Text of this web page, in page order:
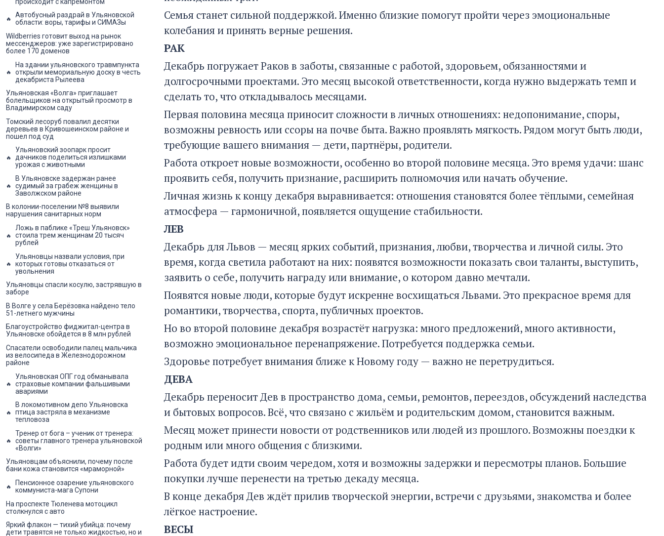
Семья станет сильной поддержкой. Именно близкие помогут пройти через эмоциональные
колебания и принять верные решения.
РАК
Декабрь погружает Раков в заботы, связанные с работой, здоровьем, обязанностями и
долгосрочными проектами. Это месяц высокой ответственности, когда нужно выдержать темп и
сделать то, что откладывалось месяцами.
Первая половина месяца приносит сложности в личных отношениях: недопонимание, споры,
возможны ревность или ссоры на почве быта. Важно проявлять мягкость. Рядом могут быть люди,
требующие вашего внимания — дети, партнёры, родители.
Работа откроет новые возможности, особенно во второй половине месяца. Это время удачи: шанс
проявить себя, получить признание, расширить полномочия или начать обучение.
Личная жизнь к концу декабря выравнивается: отношения становятся более тёплыми, семейная
атмосфера — гармоничной, появляется ощущение стабильности.
ЛЕВ
Декабрь для Львов — месяц ярких событий, признания, любви, творчества и личной силы. Это
время, когда светила работают на них: появятся возможности показать свои таланты, выступить,
заявить о себе, получить награду или внимание, о котором давно мечтали.
Появятся новые люди, которые будут искренне восхищаться Львами. Это прекрасное время для
романтики, творчества, спорта, публичных проектов.
Но во второй половине декабря возрастёт нагрузка: много предложений, много активности,
возможно эмоциональное перенапряжение. Потребуется поддержка семьи.
Здоровье потребует внимания ближе к Новому году — важно не перетрудиться.
ДЕВА
Декабрь переносит Дев в пространство дома, семьи, ремонтов, переездов, обсуждений наследства
и бытовых вопросов. Всё, что связано с жильём и родительским домом, становится важным.
Месяц может принести новости от родственников или людей из прошлого. Возможны поездки к
родным или много общения с близкими.
Работа будет идти своим чередом, хотя и возможны задержки и пересмотры планов. Большие
покупки лучше перенести на третью декаду месяца.
В конце декабря Дев ждёт прилив творческой энергии, встречи с друзьями, знакомства и более
лёгкое настроение.
ВЕСЫ
Автобусный раздрай в Ульяновской
области: воры, тарифы и СИМАЗы
Wildberries готовит выход на рынок
мессенджеров: уже зарегистрировано
более 170 доменов
На здании ульяновского травмпункта
открыли мемориальную доску в честь
декабриста Рылеева
Ульяновская «Волга» приглашает
болельщиков на открытый просмотр в
Владимирском саду
Томский лесоруб повалил десятки
деревьев в Кривошеинском районе и
пошел под суд
Ульяновский зоопарк просит
дачников поделиться излишками
урожая с животными
В Ульяновске задержан ранее
судимый за грабеж женщины в
Заволжском районе
В колонии-поселении №8 выявили
нарушения санитарных норм
Ложь в паблике «Треш Ульяновск»
стоила трем женщинам 20 тысяч
рублей
Ульяновцы назвали условия, при
которых готовы отказаться от
увольнения
Ульяновцы спасли косулю, застрявшую в
заборе
В Волге у села Берёзовка найдено тело
51-летнего мужчины
Благоустройство фиджитал-центра в
Ульяновске обойдется в 8 млн рублей
Спасатели освободили палец мальчика
из велосипеда в Железнодорожном
районе
Ульяновская ОПГ год обманывала
страховые компании фальшивыми
авариями
В локомотивном депо Ульяновска
птица застряла в механизме
тепловоза
Тренер от бога – ученик от тренера:
советы главного тренера ульяновской
«Волги»
Ульяновцам объяснили, почему после
бани кожа становится «мраморной»
Пенсионное озарение ульяновского
коммуниста-мага Супони
На проспекте Тюленева мотоцикл
столкнулся с авто
Яркий флакон — тихий убийца: почему
дети травятся не только жидкостью, но и